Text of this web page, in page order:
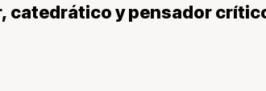
catedrático y pensador